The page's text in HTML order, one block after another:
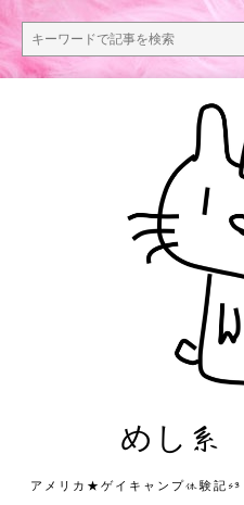
めし系
アメリカ★ゲイキャンプ体験記S3